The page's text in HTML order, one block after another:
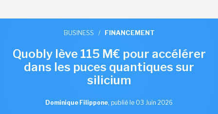
BUSINESS / FINANCEMENT
Quobly lève 115 M€ pour accélérer
dans les puces quantiques sur
silicium
Dominique Filippone, publié le 03 Juin 2026